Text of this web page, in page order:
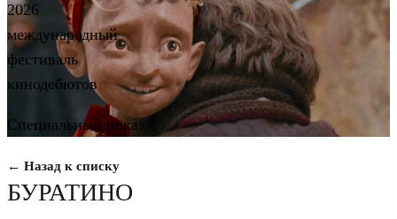
2026
международный
фестиваль
кинодебютов
Специальный показ
← Назад к списку
БУРАТИНО